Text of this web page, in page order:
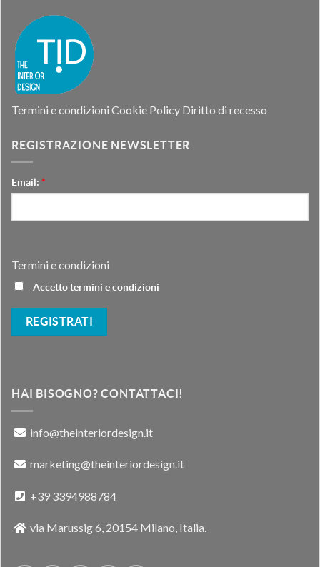
Termini e condizioni Cookie Policy Diritto di recesso
REGISTRAZIONE NEWSLETTER
Email: *
Termini e condizioni
Accetto termini e condizioni
HAI BISOGNO? CONTATTACI!
info@theinteriordesign.it
marketing@theinteriordesign.it
+39 3394988784
via Marussig 6, 20154 Milano, Italia.